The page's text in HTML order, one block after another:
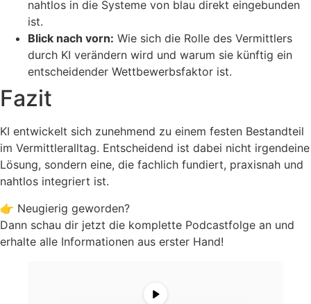
nahtlos in die Systeme von blau direkt eingebunden
ist.
Blick nach vorn: Wie sich die Rolle des Vermittlers
durch KI verändern wird und warum sie künftig ein
entscheidender Wettbewerbsfaktor ist.
Fazit
KI entwickelt sich zunehmend zu einem festen Bestandteil
im Vermittleralltag. Entscheidend ist dabei nicht irgendeine
Lösung, sondern eine, die fachlich fundiert, praxisnah und
nahtlos integriert ist.
👉 Neugierig geworden?
Dann schau dir jetzt die komplette Podcastfolge an und
erhalte alle Informationen aus erster Hand!